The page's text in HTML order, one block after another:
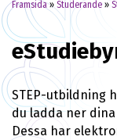
Framsida» Studerande »
STEP-utbildning
du ladda ner
Dessa har